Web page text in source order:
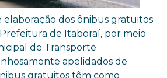
elaboração dos ônibus gratuitos
de Itaboraí, por meio
de Transporte
apelidados de
gratuitos têm como